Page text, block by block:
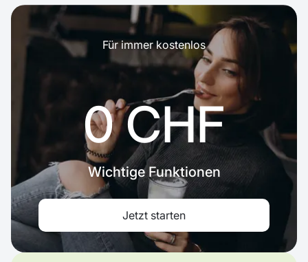
Für immer kostenlos
0 CHF
Wichtige Funktionen
Jetzt starten